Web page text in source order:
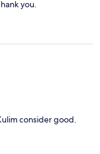
you.
consider good.